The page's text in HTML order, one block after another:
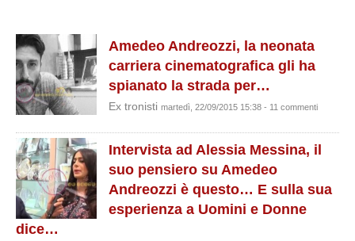
Amedeo Andreozzi, la neonata
carriera cinematografica gli ha
spianato la strada per…
Ex tronisti martedì, 22/09/2015 15:38 - 11 commenti
Intervista ad Alessia Messina, il
suo pensiero su Amedeo
Andreozzi è questo… E sulla sua
esperienza a Uomini e Donne
dice…